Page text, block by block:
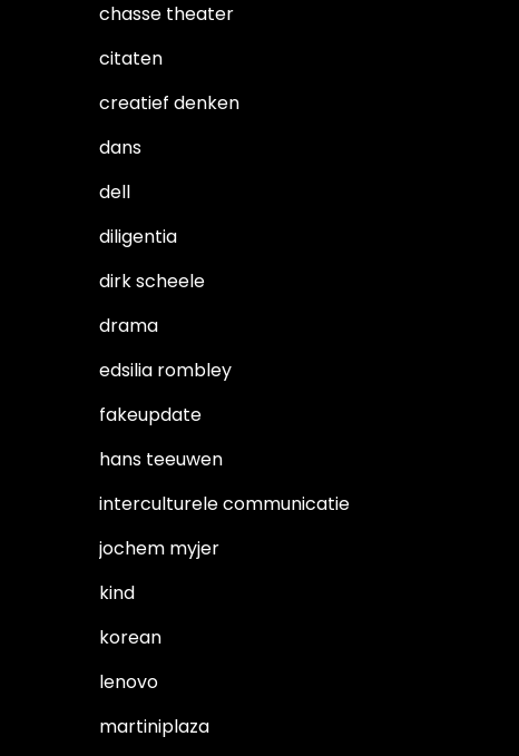
chasse theater
citaten
creatief denken
dans
dell
diligentia
dirk scheele
drama
edsilia rombley
fakeupdate
hans teeuwen
interculturele communicatie
jochem myjer
kind
korean
lenovo
martiniplaza